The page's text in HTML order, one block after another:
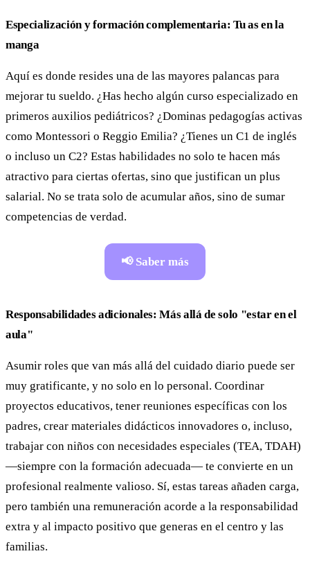
Especialización y formación complementaria: Tu as en la
manga
Aquí es donde resides una de las mayores palancas para
mejorar tu sueldo. ¿Has hecho algún curso especializado en
primeros auxilios pediátricos? ¿Dominas pedagogías activas
como Montessori o Reggio Emilia? ¿Tienes un C1 de inglés
o incluso un C2? Estas habilidades no solo te hacen más
atractivo para ciertas ofertas, sino que justifican un plus
salarial. No se trata solo de acumular años, sino de sumar
competencias de verdad.
📢 Saber más
Responsabilidades adicionales: Más allá de solo "estar en el
aula"
Asumir roles que van más allá del cuidado diario puede ser
muy gratificante, y no solo en lo personal. Coordinar
proyectos educativos, tener reuniones específicas con los
padres, crear materiales didácticos innovadores o, incluso,
trabajar con niños con necesidades especiales (TEA, TDAH)
—siempre con la formación adecuada— te convierte en un
profesional realmente valioso. Sí, estas tareas añaden carga,
pero también una remuneración acorde a la responsabilidad
extra y al impacto positivo que generas en el centro y las
familias.